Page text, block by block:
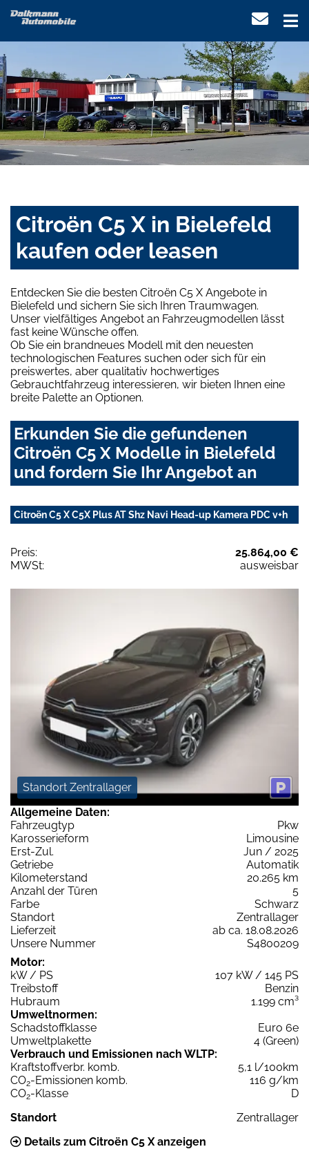
Citroën C5 X in Bielefeld
kaufen oder leasen
Entdecken Sie die besten Citroën C5 X Angebote in
Bielefeld und sichern Sie sich Ihren Traumwagen.
Unser vielfältiges Angebot an Fahrzeugmodellen lässt
fast keine Wünsche offen.
Ob Sie ein brandneues Modell mit den neuesten
technologischen Features suchen oder sich für ein
preiswertes, aber qualitativ hochwertiges
Gebrauchtfahrzeug interessieren, wir bieten Ihnen eine
breite Palette an Optionen.
Erkunden Sie die gefundenen
Citroën C5 X Modelle in Bielefeld
und fordern Sie Ihr Angebot an
Citroën C5 X C5X Plus AT Shz Navi Head-up Kamera PDC v+h
Preis:
25.864,00 €
MWSt:
ausweisbar
Standort Zentrallager
Allgemeine Daten:
Fahrzeugtyp
Pkw
Karosserieform
Limousine
Erst-Zul.
Jun / 2025
Getriebe
Automatik
Kilometerstand
20.265 km
Anzahl der Türen
5
Farbe
Schwarz
Standort
Zentrallager
Lieferzeit
ab ca. 18.08.2026
Unsere Nummer
S4800209
Motor:
kW / PS
107 kW / 145 PS
Treibstoff
Benzin
Hubraum
1.199 cm³
Umweltnormen:
Schadstoffklasse
Euro 6e
Umweltplakette
4 (Green)
Verbrauch und Emissionen nach WLTP:
Kraftstoffverbr. komb.
5,1 l/100km
CO2-Emissionen komb.
116 g/km
CO2-Klasse
D
Standort
Zentrallager
Details zum Citroën C5 X anzeigen